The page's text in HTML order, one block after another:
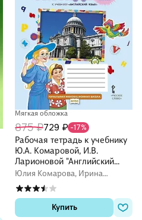
Мягкая обложка
875 ₽729 ₽ -17%
Рабочая тетрадь к учебнику
Ю.А. Комаровой, И.В.
Ларионовой "Английский
язык". 3 класс
Юлия Комарова, Ирина
Ларионова
Купить